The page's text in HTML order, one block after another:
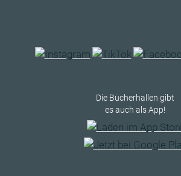
Die Bücherhallen gibt
es auch als App!